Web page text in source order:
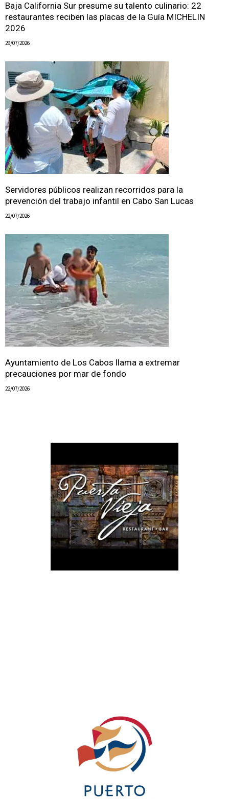
Baja California Sur presume su talento culinario: 22
restaurantes reciben las placas de la Guía MICHELIN
2026
29/07/2026
Servidores públicos realizan recorridos para la
prevención del trabajo infantil en Cabo San Lucas
22/07/2026
Ayuntamiento de Los Cabos llama a extremar
precauciones por mar de fondo
22/07/2026